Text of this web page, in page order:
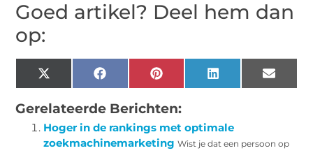
Goed artikel? Deel hem dan
op:
X
(Twitter)
Facebook Pinterest LinkedIn Email
Gerelateerde Berichten:
Hoger in de rankings met optimale
zoekmachinemarketing Wist je dat een persoon op